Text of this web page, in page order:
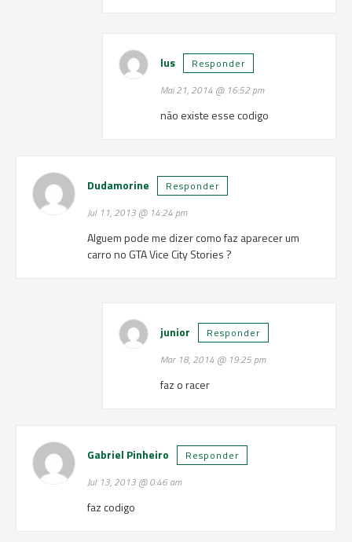
lus Responder
Mai 21, 2014 @ 16:52 pm
não existe esse codigo
Dudamorine Responder
Jul 11, 2013 @ 14:24 pm
Alguem pode me dizer como faz aparecer um
carro no GTA Vice City Stories ?
junior Responder
Mar 18, 2014 @ 19:25 pm
faz o racer
Gabriel Pinheiro Responder
Jul 13, 2013 @ 0:46 am
faz codigo